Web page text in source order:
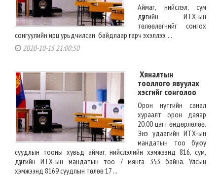
Аймаг, нийслэл, сум
дүүргийн ИТХ-ын
төлөөлөгчийг сонгох
сонгуулийн ирц урьдчилсан байдлаар гарч эхэллээ. ...
2020-10-15 21:00:50
Хяналтын
тооллого явуулах
хэсгийг сонголоо
Орон нутгийн санал
хураалт орон даяар
20.00 цагт өндөрлөлөө.
Энэ удаагийн ИТХ-ын
мандатын тоо буюу
суудлын тооны хувьд аймаг, нийслэлийн хэмжээнд 816, сум,
дүүргийн ИТХ-ын мандатын тоо 7 мянга 353 байна. Улсын
хэмжээнд 8169 суудлын төлөө 17 ...